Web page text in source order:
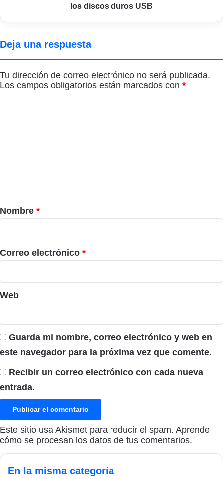
los discos duros USB
Deja una respuesta
Tu dirección de correo electrónico no será publicada.
Los campos obligatorios están marcados con *
r
i
o
*
Nombre *
Correo electrónico *
Web
Guarda mi nombre, correo electrónico y web en
este navegador para la próxima vez que comente.
Recibir un correo electrónico con cada nueva
entrada.
Este sitio usa Akismet para reducir el spam. Aprende
cómo se procesan los datos de tus comentarios.
En la misma categoría